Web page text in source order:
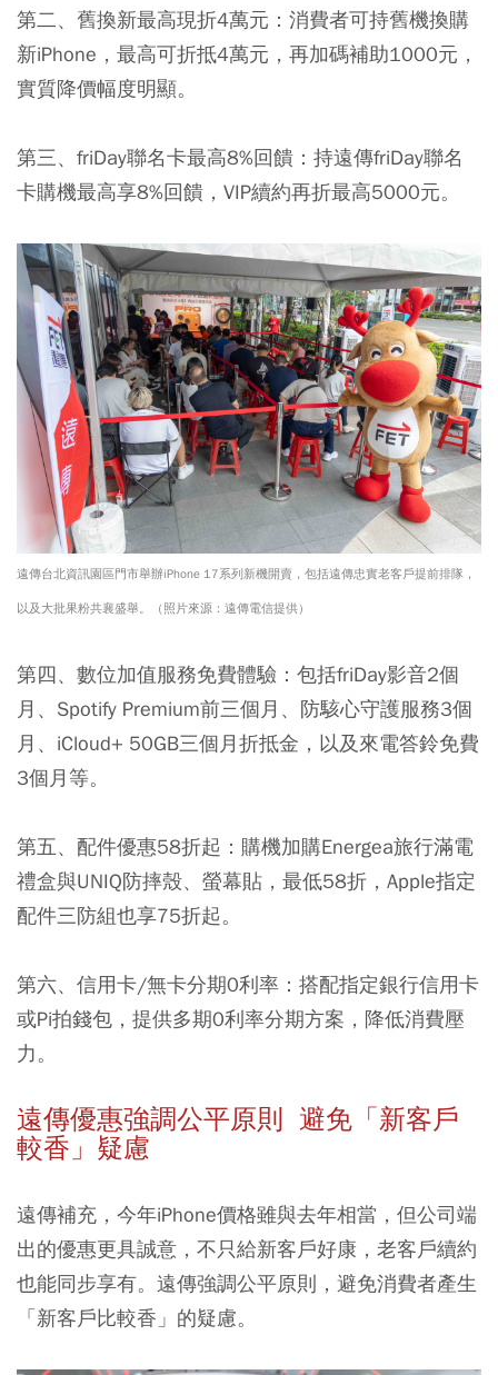
第二、舊換新最高現折4萬元：消費者可持舊機換購
新iPhone，最高可折抵4萬元，再加碼補助1000元，
實質降價幅度明顯。
第三、friDay聯名卡最高8%回饋：持遠傳friDay聯名
卡購機最高享8%回饋，VIP續約再折最高5000元。
遠傳台北資訊園區門市舉辦iPhone 17系列新機開賣，包括遠傳忠實老客戶提前排隊，
以及大批果粉共襄盛舉。（照片來源：遠傳電信提供）
第四、數位加值服務免費體驗：包括friDay影音2個
月、Spotify Premium前三個月、防駭心守護服務3個
月、iCloud+ 50GB三個月折抵金，以及來電答鈴免費
3個月等。
第五、配件優惠58折起：購機加購Energea旅行滿電
禮盒與UNIQ防摔殼、螢幕貼，最低58折，Apple指定
配件三防組也享75折起。
第六、信用卡/無卡分期0利率：搭配指定銀行信用卡
或Pi拍錢包，提供多期0利率分期方案，降低消費壓
力。
遠傳優惠強調公平原則 避免「新客戶
較香」疑慮
遠傳補充，今年iPhone價格雖與去年相當，但公司端
出的優惠更具誠意，不只給新客戶好康，老客戶續約
也能同步享有。遠傳強調公平原則，避免消費者產生
「新客戶比較香」的疑慮。